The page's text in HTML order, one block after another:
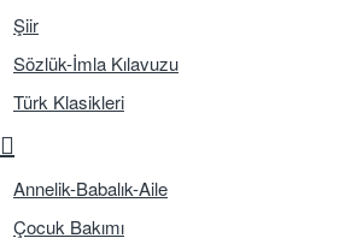
Şiir
Sözlük-İmla Kılavuzu
Türk Klasikleri
Annelik-Babalık-Aile
Çocuk Bakımı